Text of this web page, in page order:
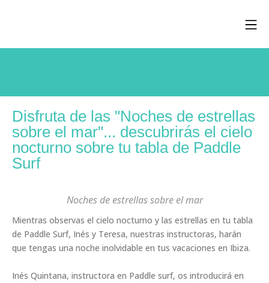
Disfruta de las "Noches de estrellas
sobre el mar"... descubrirás el cielo
nocturno sobre tu tabla de Paddle
Surf
Noches de estrellas sobre el mar
Mientras observas el cielo nocturno y las estrellas en tu tabla
de Paddle Surf, Inés y Teresa, nuestras instructoras, harán
que tengas una noche inolvidable en tus vacaciones en Ibiza.
Inés Quintana, instructora en Paddle surf, os introducirá en